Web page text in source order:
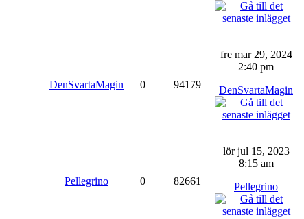
DenSvartaMagin 0 94179
fre mar 29, 2024
2:40 pm
DenSvartaMagin
Pellegrino 0 82661
lör jul 15, 2023
8:15 am
Pellegrino